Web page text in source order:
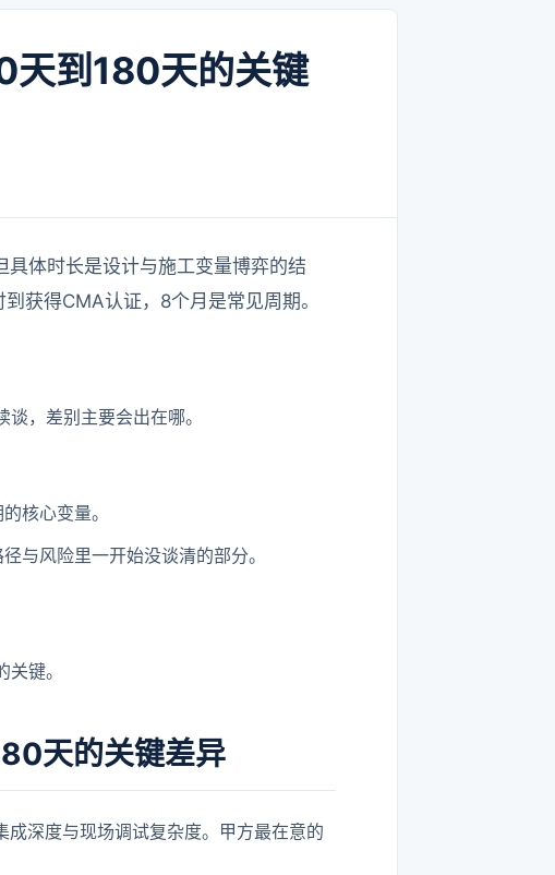
天到180天的关键
体时长是设计与施工变量博弈的结
获得CMA认证，8个月是常见周期。
，差别主要会出在哪。
核心变量。
与风险里一开始没谈清的部分。
键。
天的关键差异
深度与现场调试复杂度。甲方最在意的